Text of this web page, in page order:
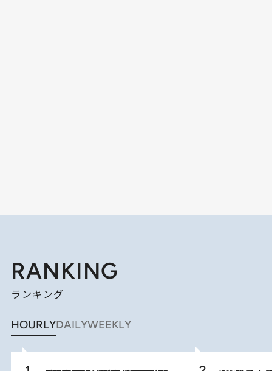
RANKING
ランキング
HOURLYDAILYWEEKLY